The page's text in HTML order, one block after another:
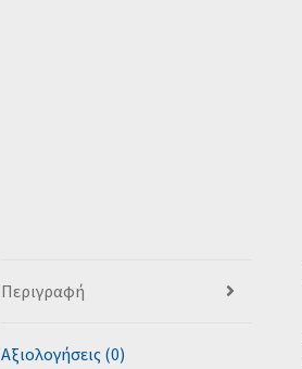
Περιγραφή
Αξιολογήσεις (0)